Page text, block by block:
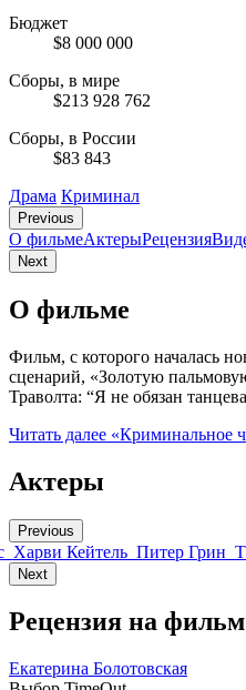
Бюджет
$8 000 000
Сборы, в мире
$213 928 762
Сборы, в России
$83 843
Драма Криминал
Previous
О фильмеАктерыРецензия
Next
О фильме
Фильм, с которого началась
сценарий, «Золотую
Траволта: “Я не обязан
Читать далее «Криминальное
Актеры
Previous
Харви Кейтель Питер Грин
Next
Рецензия на фильм
Екатерина Болотовская